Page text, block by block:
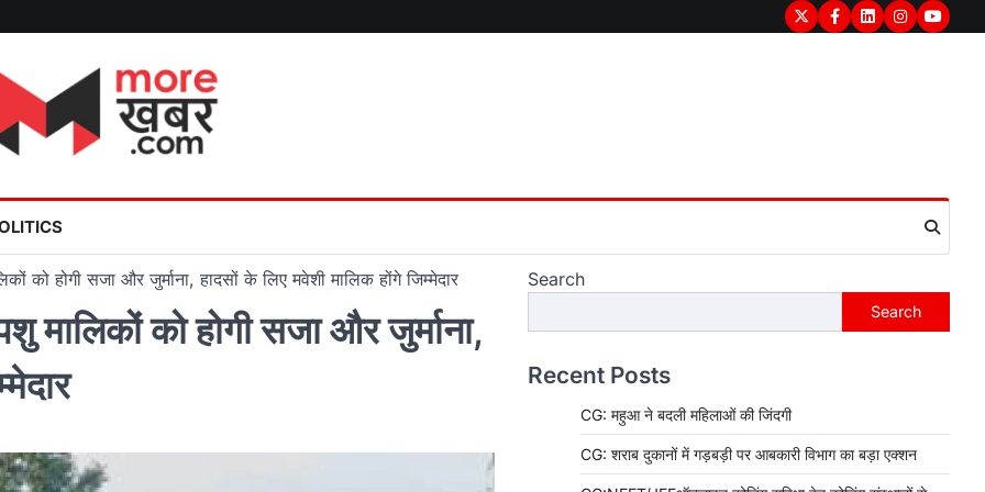
TwitterFacebook
LinkedInInstagram
होगी सजा और जुर्माना, हादसों के लिए मवेशी मालिक होंगे जिम्मेदार
को होगी सजा और जुर्माना,
Search
Search
Recent Posts
CG: महुआ ने बदली महिलाओं की जिंदगी
CG: शराब दुकानों में गड़बड़ी पर आबकारी विभाग का बड़ा एक्शन